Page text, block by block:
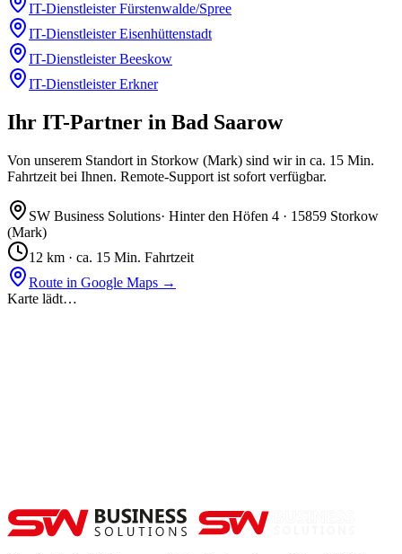
IT-DienstleisterFürstenwalde/Spree
IT-DienstleisterEisenhüttenstadt
IT-DienstleisterBeeskow
IT-DienstleisterErkner
Ihr IT-Partner in Bad Saarow
Von unserem Standort in Storkow (Mark) sind wir in ca. 15 Min.
Fahrtzeit bei Ihnen. Remote-Support ist sofort verfügbar.
SW Business Solutions· Hinter den Höfen 4 · 15859 Storkow
(Mark)
12 km · ca. 15 Min. Fahrtzeit
Route in Google Maps →
Karte lädt…